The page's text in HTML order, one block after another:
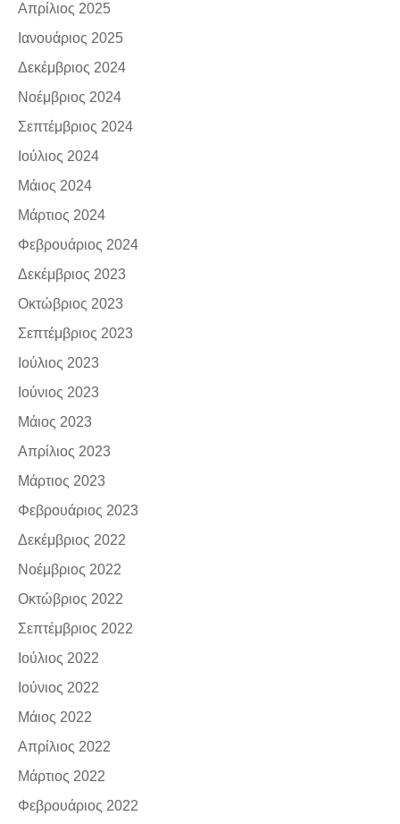
Απρίλιος 2025
Ιανουάριος 2025
Δεκέμβριος 2024
Νοέμβριος 2024
Σεπτέμβριος 2024
Ιούλιος 2024
Μάιος 2024
Μάρτιος 2024
Φεβρουάριος 2024
Δεκέμβριος 2023
Οκτώβριος 2023
Σεπτέμβριος 2023
Ιούλιος 2023
Ιούνιος 2023
Μάιος 2023
Απρίλιος 2023
Μάρτιος 2023
Φεβρουάριος 2023
Δεκέμβριος 2022
Νοέμβριος 2022
Οκτώβριος 2022
Σεπτέμβριος 2022
Ιούλιος 2022
Ιούνιος 2022
Μάιος 2022
Απρίλιος 2022
Μάρτιος 2022
Φεβρουάριος 2022